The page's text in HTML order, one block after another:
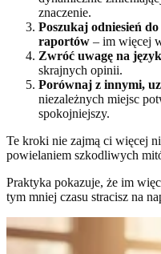
znaczenie.
Poszukaj odniesień
raportów – im więcej
Zwróć uwagę na język
skrajnych opinii.
Porównaj z innymi,
niezależnych miejsc
spokojniejszy.
Te kroki nie zajmą ci więcej
powielaniem szkodliwych
Praktyka pokazuje, że im
tym mniej czasu stracisz na